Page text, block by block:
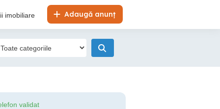
Adaugă anunț
imobiliare
validat